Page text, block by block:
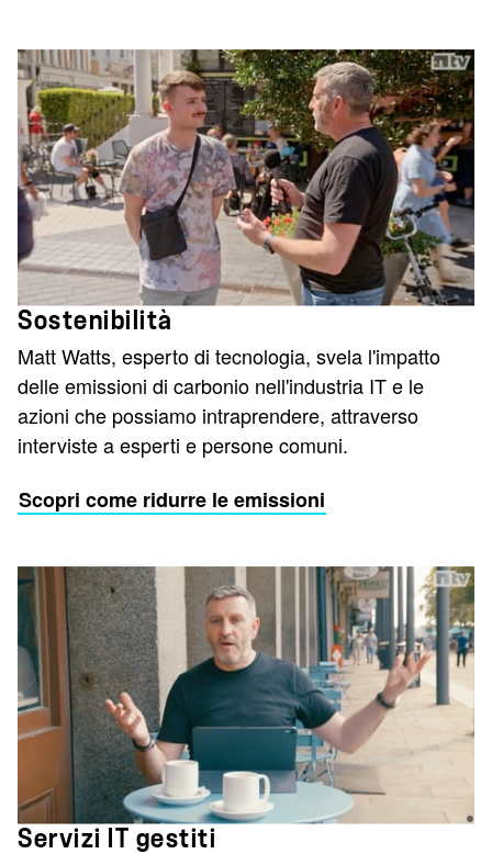
Sostenibilità
Matt Watts, esperto di tecnologia, svela l'impatto
delle emissioni di carbonio nell'industria IT e le
azioni che possiamo intraprendere, attraverso
interviste a esperti e persone comuni.
Scopri come ridurre le emissioni
Servizi IT gestiti